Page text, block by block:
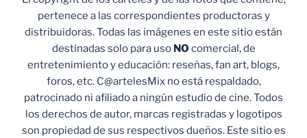
pertenece a las correspondientes productoras y
distribuidoras. Todas las imágenes en este sitio están
destinadas solo para uso NO comercial, de
entretenimiento y educación: reseñas, fan art, blogs,
foros, etc. C@artelesMix no está respaldado,
patrocinado ni afiliado a ningún estudio de cine. Todos
los derechos de autor, marcas registradas y logotipos
son propiedad de sus respectivos dueños. Este sitio es